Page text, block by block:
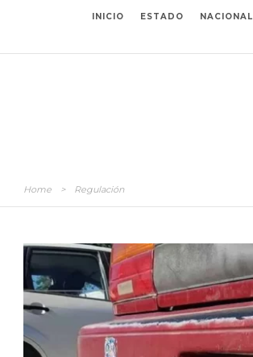
INICIO ESTADO NACIONAL
Home > Regulación